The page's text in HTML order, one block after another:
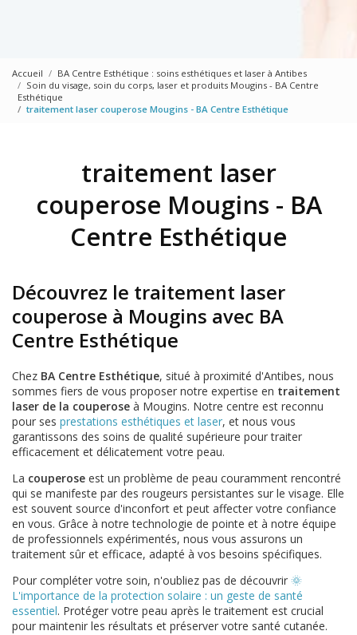
Accueil
BA Centre Esthétique : soins esthétiques et laser à Antibes
Soin du visage, soin du corps, laser et produits Mougins - BA Centre
Esthétique
traitement laser couperose Mougins - BA Centre Esthétique
traitement laser
couperose Mougins - BA
Centre Esthétique
Découvrez le traitement laser
couperose à Mougins avec BA
Centre Esthétique
Chez BA Centre Esthétique, situé à proximité d'Antibes, nous
sommes fiers de vous proposer notre expertise en traitement
laser de la couperose à Mougins. Notre centre est reconnu
pour ses prestations esthétiques et laser, et nous vous
garantissons des soins de qualité supérieure pour traiter
efficacement et délicatement votre peau.
La couperose est un problème de peau couramment rencontré
qui se manifeste par des rougeurs persistantes sur le visage. Elle
est souvent source d'inconfort et peut affecter votre confiance
en vous. Grâce à notre technologie de pointe et à notre équipe
de professionnels expérimentés, nous vous assurons un
traitement sûr et efficace, adapté à vos besoins spécifiques.
Pour compléter votre soin, n'oubliez pas de découvrir 🌞
L'importance de la protection solaire : un geste de santé
essentiel. Protéger votre peau après le traitement est crucial
pour maintenir les résultats et préserver votre santé cutanée.